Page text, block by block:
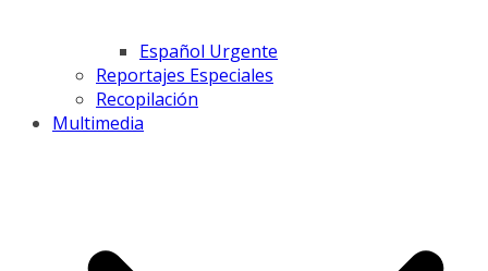
Español Urgente
Reportajes Especiales
Recopilación
Multimedia